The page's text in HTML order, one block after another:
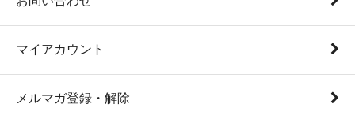
マイアカウント
メルマガ登録・解除